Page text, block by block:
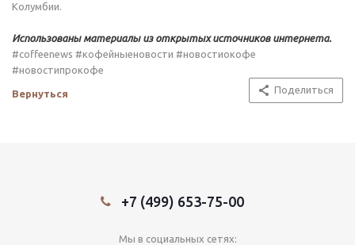
Колумбии.
Использованы материалы из открытых источников интернета.
#coffeenews #кофейныеновости #новостиокофе
#новостипрокофе
Вернуться Поделиться
+7 (499) 653-75-00
Мы в социальных сетях: